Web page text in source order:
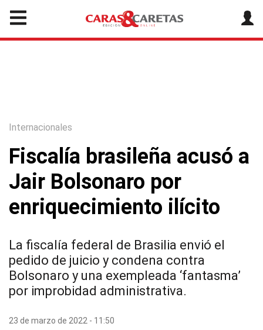
Internacionales
Fiscalía brasileña acusó a
Jair Bolsonaro por
enriquecimiento ilícito
La fiscalía federal de Brasilia envió el
pedido de juicio y condena contra
Bolsonaro y una exempleada ‘fantasma’
por improbidad administrativa.
23 de marzo de 2022 - 11:50